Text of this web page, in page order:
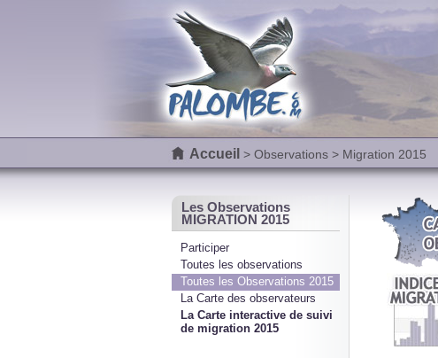
Accueil > Observations> Migration 2015
Les Observations
MIGRATION 2015
Participer
Toutes les observations
Toutes les Observations 2015
La Carte des observateurs
La Carte interactive de suivi
de migration 2015